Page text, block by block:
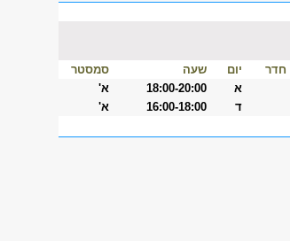
חדר יום שעה
סמסטר
א 18:00-20:00
א'
ד 16:00-18:00
א'